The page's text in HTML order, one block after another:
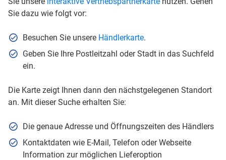
Sie dazu wie folgt vor:
Besuchen Sie unsere Händlerkarte.
Geben Sie Ihre Postleitzahl oder Stadt in das Suchfeld
ein.
Die Karte zeigt Ihnen dann den nächstgelegenen Standort
an. Mit dieser Suche erhalten Sie:
Die genaue Adresse und Öffnungszeiten des Händlers
Kontaktdaten wie E-Mail, Telefon oder Webseite
Information zur möglichen Lieferoption